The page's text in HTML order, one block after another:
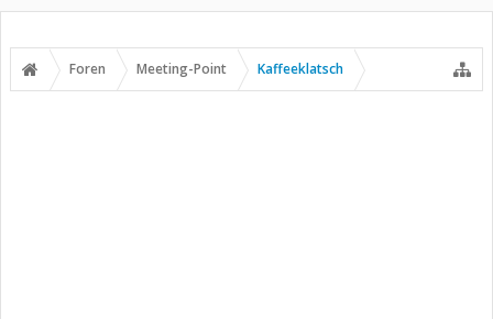
Foren Meeting-Point Kaffeeklatsch